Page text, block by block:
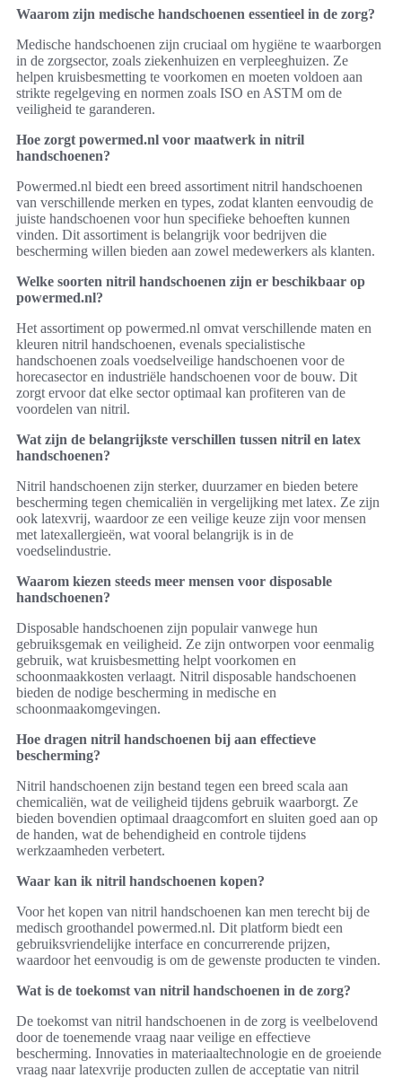
Waarom zijn medische handschoenen essentieel in de zorg?
Medische handschoenen zijn cruciaal om hygiëne te waarborgen
in de zorgsector, zoals ziekenhuizen en verpleeghuizen. Ze
helpen kruisbesmetting te voorkomen en moeten voldoen aan
strikte regelgeving en normen zoals ISO en ASTM om de
veiligheid te garanderen.
Hoe zorgt powermed.nl voor maatwerk in nitril
handschoenen?
Powermed.nl biedt een breed assortiment nitril handschoenen
van verschillende merken en types, zodat klanten eenvoudig de
juiste handschoenen voor hun specifieke behoeften kunnen
vinden. Dit assortiment is belangrijk voor bedrijven die
bescherming willen bieden aan zowel medewerkers als klanten.
Welke soorten nitril handschoenen zijn er beschikbaar op
powermed.nl?
Het assortiment op powermed.nl omvat verschillende maten en
kleuren nitril handschoenen, evenals specialistische
handschoenen zoals voedselveilige handschoenen voor de
horecasector en industriële handschoenen voor de bouw. Dit
zorgt ervoor dat elke sector optimaal kan profiteren van de
voordelen van nitril.
Wat zijn de belangrijkste verschillen tussen nitril en latex
handschoenen?
Nitril handschoenen zijn sterker, duurzamer en bieden betere
bescherming tegen chemicaliën in vergelijking met latex. Ze zijn
ook latexvrij, waardoor ze een veilige keuze zijn voor mensen
met latexallergieën, wat vooral belangrijk is in de
voedselindustrie.
Waarom kiezen steeds meer mensen voor disposable
handschoenen?
Disposable handschoenen zijn populair vanwege hun
gebruiksgemak en veiligheid. Ze zijn ontworpen voor eenmalig
gebruik, wat kruisbesmetting helpt voorkomen en
schoonmaakkosten verlaagt. Nitril disposable handschoenen
bieden de nodige bescherming in medische en
schoonmaakomgevingen.
Hoe dragen nitril handschoenen bij aan effectieve
bescherming?
Nitril handschoenen zijn bestand tegen een breed scala aan
chemicaliën, wat de veiligheid tijdens gebruik waarborgt. Ze
bieden bovendien optimaal draagcomfort en sluiten goed aan op
de handen, wat de behendigheid en controle tijdens
werkzaamheden verbetert.
Waar kan ik nitril handschoenen kopen?
Voor het kopen van nitril handschoenen kan men terecht bij de
medisch groothandel powermed.nl. Dit platform biedt een
gebruiksvriendelijke interface en concurrerende prijzen,
waardoor het eenvoudig is om de gewenste producten te vinden.
Wat is de toekomst van nitril handschoenen in de zorg?
De toekomst van nitril handschoenen in de zorg is veelbelovend
door de toenemende vraag naar veilige en effectieve
bescherming. Innovaties in materiaaltechnologie en de groeiende
vraag naar latexvrije producten zullen de acceptatie van nitril